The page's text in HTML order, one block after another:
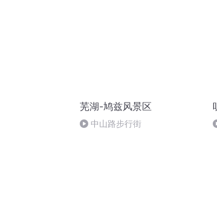
芜湖-鸠兹风景区
中山路步行街